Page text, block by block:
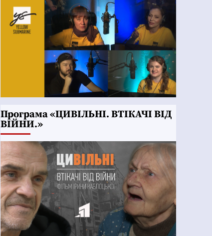
Програма «ЦИВІЛЬНІ. ВТІКАЧІ ВІД
ВІЙНИ.»